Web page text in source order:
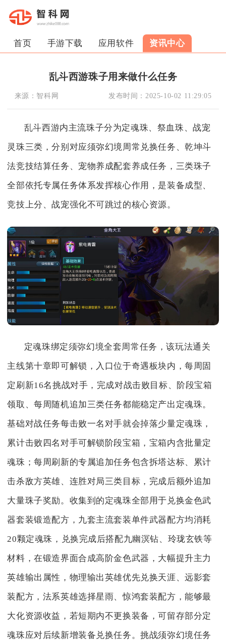
首页 手游下载 应用软件 资讯中心
乱斗西游珠子用来做什么任务
来源： 智科网 发布时间： 2025-10-02 11:29:05
乱斗西游内主流珠子分为定魂珠、祭血珠、战宠
灵珠三类，分别对应须弥幻境周常兑换任务、乾坤斗
法竞技结算任务、宠物养成配套养成任务，三类珠子
全部依托专属任务体系发挥核心作用，是装备成型、
竞技上分、战宠强化不可跳过的核心资源。
定魂珠绑定须弥幻境全套周常任务，该玩法通关
主线第十章即可解锁，入口位于奇遇板块内，每周固
定刷新16名挑战对手，完成对战击败目标、阶段宝箱
领取、每周随机追加三类任务都能稳定产出定魂珠。
基础对战任务每击败一名对手就会掉落少量定魂珠，
累计击败四名对手可解锁阶段宝箱，宝箱内含批量定
魂珠；每周刷新的专属追加任务包含拆塔达标、累计
击杀敌方英雄、连胜对局三类目标，完成后额外追加
大量珠子奖励。收集到的定魂珠全部用于兑换金色武
器套装锻造配方，九套主流套装单件武器配方均消耗
20颗定魂珠，兑换完成后搭配九幽溟钻、玲珑玄铁等
材料，在锻造界面合成高阶金色武器，大幅提升主力
英雄输出属性，物理输出英雄优先兑换天涯、远影套
装配方，法系英雄选择星雨、惊鸿套装配方，能够最
大化资源收益，若短期内不更换装备，可留存部分定
魂珠应对后续新增装备兑换任务。挑战须弥幻境任务